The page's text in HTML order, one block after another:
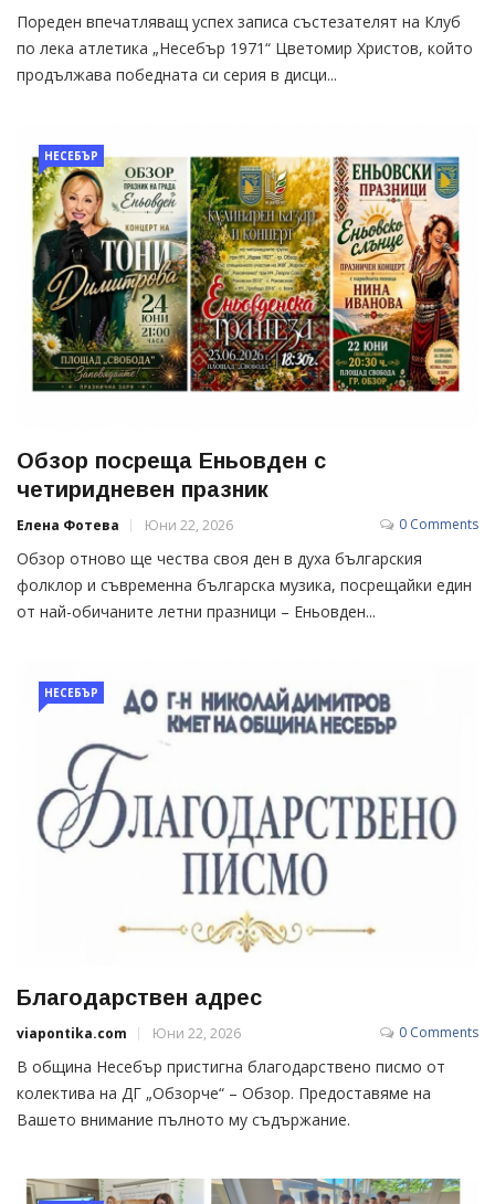
Пореден впечатляващ успех записа състезателят на Клуб
по лека атлетика „Несебър 1971“ Цветомир Христов, който
продължава победната си серия в дисци...
НЕСЕБЪР
Обзор посреща Еньовден с
четиридневен празник
Елена Фотева Юни 22, 2026 0 Comments
Обзор отново ще чества своя ден в духа българския
фолклор и съвременна българска музика, посрещайки един
от най-обичаните летни празници – Еньовден...
НЕСЕБЪР
Благодарствен адрес
viapontika.com Юни 22, 2026 0 Comments
В община Несебър пристигна благодарствено писмо от
колектива на ДГ „Обзорче“ – Обзор. Предоставяме на
Вашето внимание пълното му съдържание.